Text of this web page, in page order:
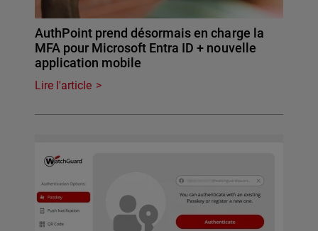
AuthPoint prend désormais en charge la
MFA pour Microsoft Entra ID + nouvelle
application mobile
Lire l'article